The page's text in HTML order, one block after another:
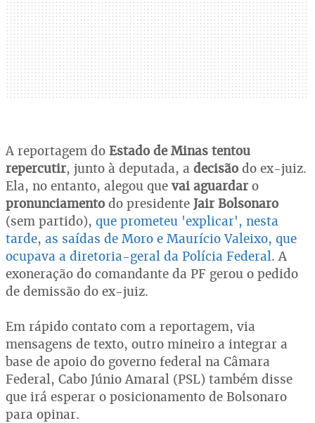
A reportagem do Estado de Minas tentou
repercutir, junto à deputada, a decisão do ex-juiz.
Ela, no entanto, alegou que vai aguardar o
pronunciamento do presidente Jair Bolsonaro
(sem partido), que prometeu 'explicar', nesta
tarde, as saídas de Moro e Maurício Valeixo, que
ocupava a diretoria-geral da Polícia Federal. A
exoneração do comandante da PF gerou o pedido
de demissão do ex-juiz.
Em rápido contato com a reportagem, via
mensagens de texto, outro mineiro a integrar a
base de apoio do governo federal na Câmara
Federal, Cabo Júnio Amaral (PSL) também disse
que irá esperar o posicionamento de Bolsonaro
para opinar.